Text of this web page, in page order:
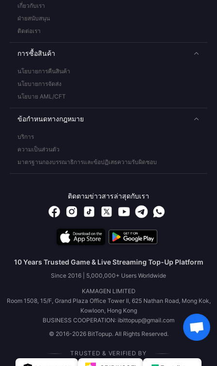
เกี่ยวกับเรา
ฝ่ายสนับสนุน
ติดต่อเรา
การซื้อสินค้า
นโยบายการคืนสินค้า
นโยบายการจัดส่ง
นโยบาย AML/CFT
ข้อกำหนดทางกฎหมาย
บริการ
ความเป็นส่วนตัว
มาตรฐานกองบรรณาธิการและข้อปฏิเสธความรับผิดชอบ
ติดตามข่าวสารล่าสุดกับเรา
10 Years Trusted Game & Live Streaming Top-Up Platform
Since 2016 | 5,000,000+ Users Worldwide
KAMAGEN LIMITED
Room 1508, 15/F, Grand Plaza Office Tower II, 625 Nathan Road, Mong Kok,
Kowloon, Hong Kong
BUSINESS COOPERATION: ibittopup@gmail.com
© 2016-2026 BitTopup. All Rights Reserved.
TRUSTED & VERIFIED BY